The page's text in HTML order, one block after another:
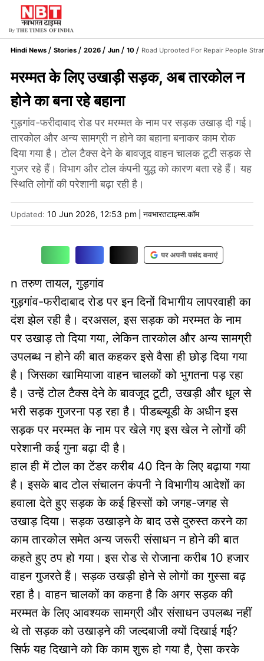
Hindi News Stories 2026 Jun 10 Road Uprooted For Repair People
मरम्मत के लिए उखाड़ी सड़क, अब तारकोल न
होने का बना रहे बहाना
गुड़गांव-फरीदाबाद रोड पर मरम्मत के नाम पर सड़क उखाड़ दी गई।
तारकोल और अन्य सामग्री न होने का बहाना बनाकर काम रोक
दिया गया है। टोल टैक्स देने के बावजूद वाहन चालक टूटी सड़क से
गुजर रहे हैं। विभाग और टोल कंपनी युद्ध को कारण बता रहे हैं। यह
स्थिति लोगों की परेशानी बढ़ा रही है।
Updated: 10 Jun 2026, 12:53 pm नवभारतटाइम्स.कॉम
n तरुण तायल, गुड़गांव
गुड़गांव-फरीदाबाद रोड पर इन दिनों विभागीय लापरवाही का
दंश झेल रही है। दरअसल, इस सड़क को मरम्मत के नाम
पर उखाड़ तो दिया गया, लेकिन तारकोल और अन्य सामग्री
उपलब्ध न होने की बात कहकर इसे वैसा ही छोड़ दिया गया
है। जिसका खामियाजा वाहन चालकों को भुगतना पड़ रहा
है। उन्हें टोल टैक्स देने के बावजूद टूटी, उखड़ी और धूल से
भरी सड़क गुजरना पड़ रहा है। पीडब्ल्यूडी के अधीन इस
सड़क पर मरम्मत के नाम पर खेले गए इस खेल ने लोगों की
परेशानी कई गुना बढ़ा दी है।
हाल ही में टोल का टेंडर करीब 40 दिन के लिए बढ़ाया गया
है। इसके बाद टोल संचालन कंपनी ने विभागीय आदेशों का
हवाला देते हुए सड़क के कई हिस्सों को जगह-जगह से
उखाड़ दिया। सड़क उखाड़ने के बाद उसे दुरुस्त करने का
काम तारकोल समेत अन्य जरूरी संसाधन न होने की बात
कहते हुए ठप हो गया। इस रोड से रोजाना करीब 10 हजार
वाहन गुजरते हैं। सड़क उखड़ी होने से लोगों का गुस्सा बढ़
रहा है। वाहन चालकों का कहना है कि अगर सड़क की
मरम्मत के लिए आवश्यक सामग्री और संसाधन उपलब्ध नहीं
थे तो सड़क को उखाड़ने की जल्दबाजी क्यों दिखाई गई?
सिर्फ यह दिखाने को कि काम शुरू हो गया है, ऐसा करके